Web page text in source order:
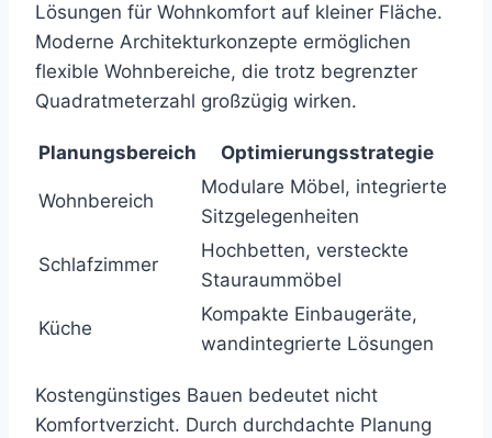
Lösungen für Wohnkomfort auf kleiner Fläche.
Moderne Architekturkonzepte ermöglichen
flexible Wohnbereiche, die trotz begrenzter
Quadratmeterzahl großzügig wirken.
Planungsbereich Optimierungsstrategie
Wohnbereich
Modulare Möbel, integrierte
Sitzgelegenheiten
Schlafzimmer
Hochbetten, versteckte
Stauraummöbel
Küche
Kompakte Einbaugeräte,
wandintegrierte Lösungen
Kostengünstiges Bauen bedeutet nicht
Komfortverzicht. Durch durchdachte Planung